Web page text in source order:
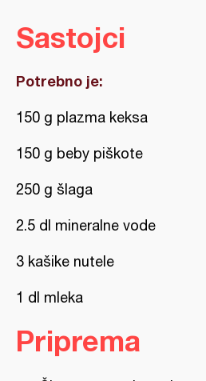
Sastojci
Potrebno je:
150 g plazma keksa
150 g beby piškote
250 g šlaga
2.5 dl mineralne vode
3 kašike nutele
1 dl mleka
Priprema